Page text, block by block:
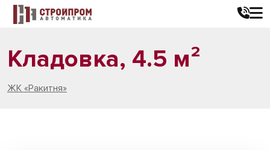
Кладовка, 4.5 м²
ЖК «Ракитня»